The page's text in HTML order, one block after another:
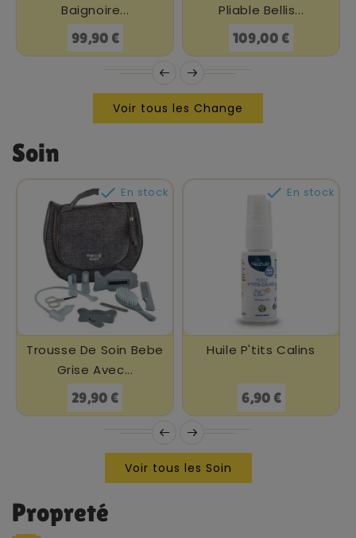
Baignoire...
Prix
99,90 €
Pliable Bellis...
Prix
109,00 €
Voir tous les Change
Soin
 En stock
Trousse De Soin Bebe
Grise Avec...
Prix
29,90 €
 En stock
Huile P'tits Calins
Prix
6,90 €
Voir tous les Soin
Propreté